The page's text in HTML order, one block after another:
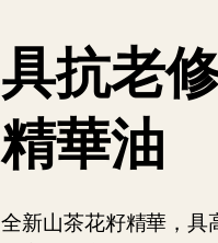
具抗老
精華油
全新山茶花籽精華，具